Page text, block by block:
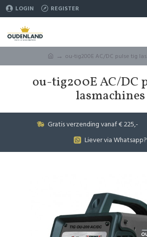
LOGIN REGISTER
ou-tig200E AC/DC pulse tig
ou-tig200E AC/DC
lasmachines
Gratis verzending vanaf € 225,-
Liever via Whatsapp?